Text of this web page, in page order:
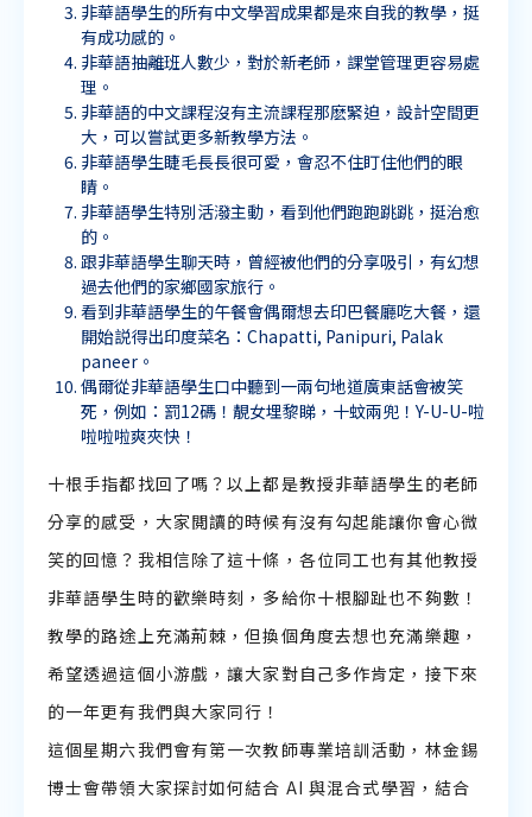
非華語學生的所有中文學習成果都是來自我的教學，挺
有成功感的。
非華語抽離班人數少，對於新老師，課堂管理更容易處
理。
非華語的中文課程沒有主流課程那麽緊迫，設計空間更
大，可以嘗試更多新教學方法。
非華語學生睫毛長長很可愛，會忍不住盯住他們的眼
睛。
非華語學生特別活潑主動，看到他們跑跑跳跳，挺治愈
的。
跟非華語學生聊天時，曾經被他們的分享吸引，有幻想
過去他們的家鄉國家旅行。
看到非華語學生的午餐會偶爾想去印巴餐廳吃大餐，還
開始説得出印度菜名：Chapatti, Panipuri, Palak
paneer。
偶爾從非華語學生口中聽到一兩句地道廣東話會被笑
死，例如：罰12碼！靚女埋黎睇，十蚊兩兜！Y-U-U-啦
啦啦啦爽夾快！
十根手指都找回了嗎？以上都是教授非華語學生的老師
分享的感受，大家閲讀的時候有沒有勾起能讓你會心微
笑的回憶？我相信除了這十條，各位同工也有其他教授
非華語學生時的歡樂時刻，多給你十根腳趾也不夠數！
教學的路途上充滿荊棘，但換個角度去想也充滿樂趣，
希望透過這個小游戲，讓大家對自己多作肯定，接下來
的一年更有我們與大家同行！
這個星期六我們會有第一次教師專業培訓活動，林金錫
博士會帶領大家探討如何結合 AI 與混合式學習，結合